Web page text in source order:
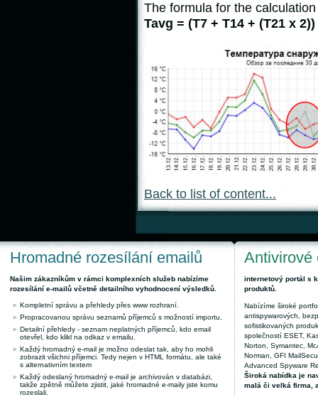
The formula for the
Tavg = (T7 + T14 + (T21 x 2))
Back to list of content...
Hromadné rozesílání emailů
Našim zákazníkům v rámci komplexních služeb nabízíme
rozesílání e-mailů včetně detailního vyhodnocení výsledků.
Kompletní správu a přehledy přes www rozhraní.
Propracovanou správu seznamů příjemců s možností importu.
Detailní přehledy - seznam neplatných příjemců, kdo email
otevřel, kdo klikl na odkaz v emailu.
Každý hromadný e-mail je možno odeslat tak, aby ho mohli
zobrazit všichni příjemci. Tedy nejen v HTML formátu, ale také
s alternativním textem
Každý odeslaný hromadný e-mail je archivován v databázi,
takže zpětně můžete zjistit, jaké hromadné e-maily jste komu
rozeslali.
Antivirové
internetový portál s
produktů.
Nabízíme široké
antispywarových,
sofistikovaných
společností ESET,
Norton, Symantec,
Norman, GFI
Advanced Spyware
Široká nabídka je
malá či velká firma,